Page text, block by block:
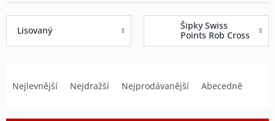
Lisovaný
Šipky Swiss
Points Rob Cross
Nejlevnější Nejdražší Nejprodávanější Abecedně